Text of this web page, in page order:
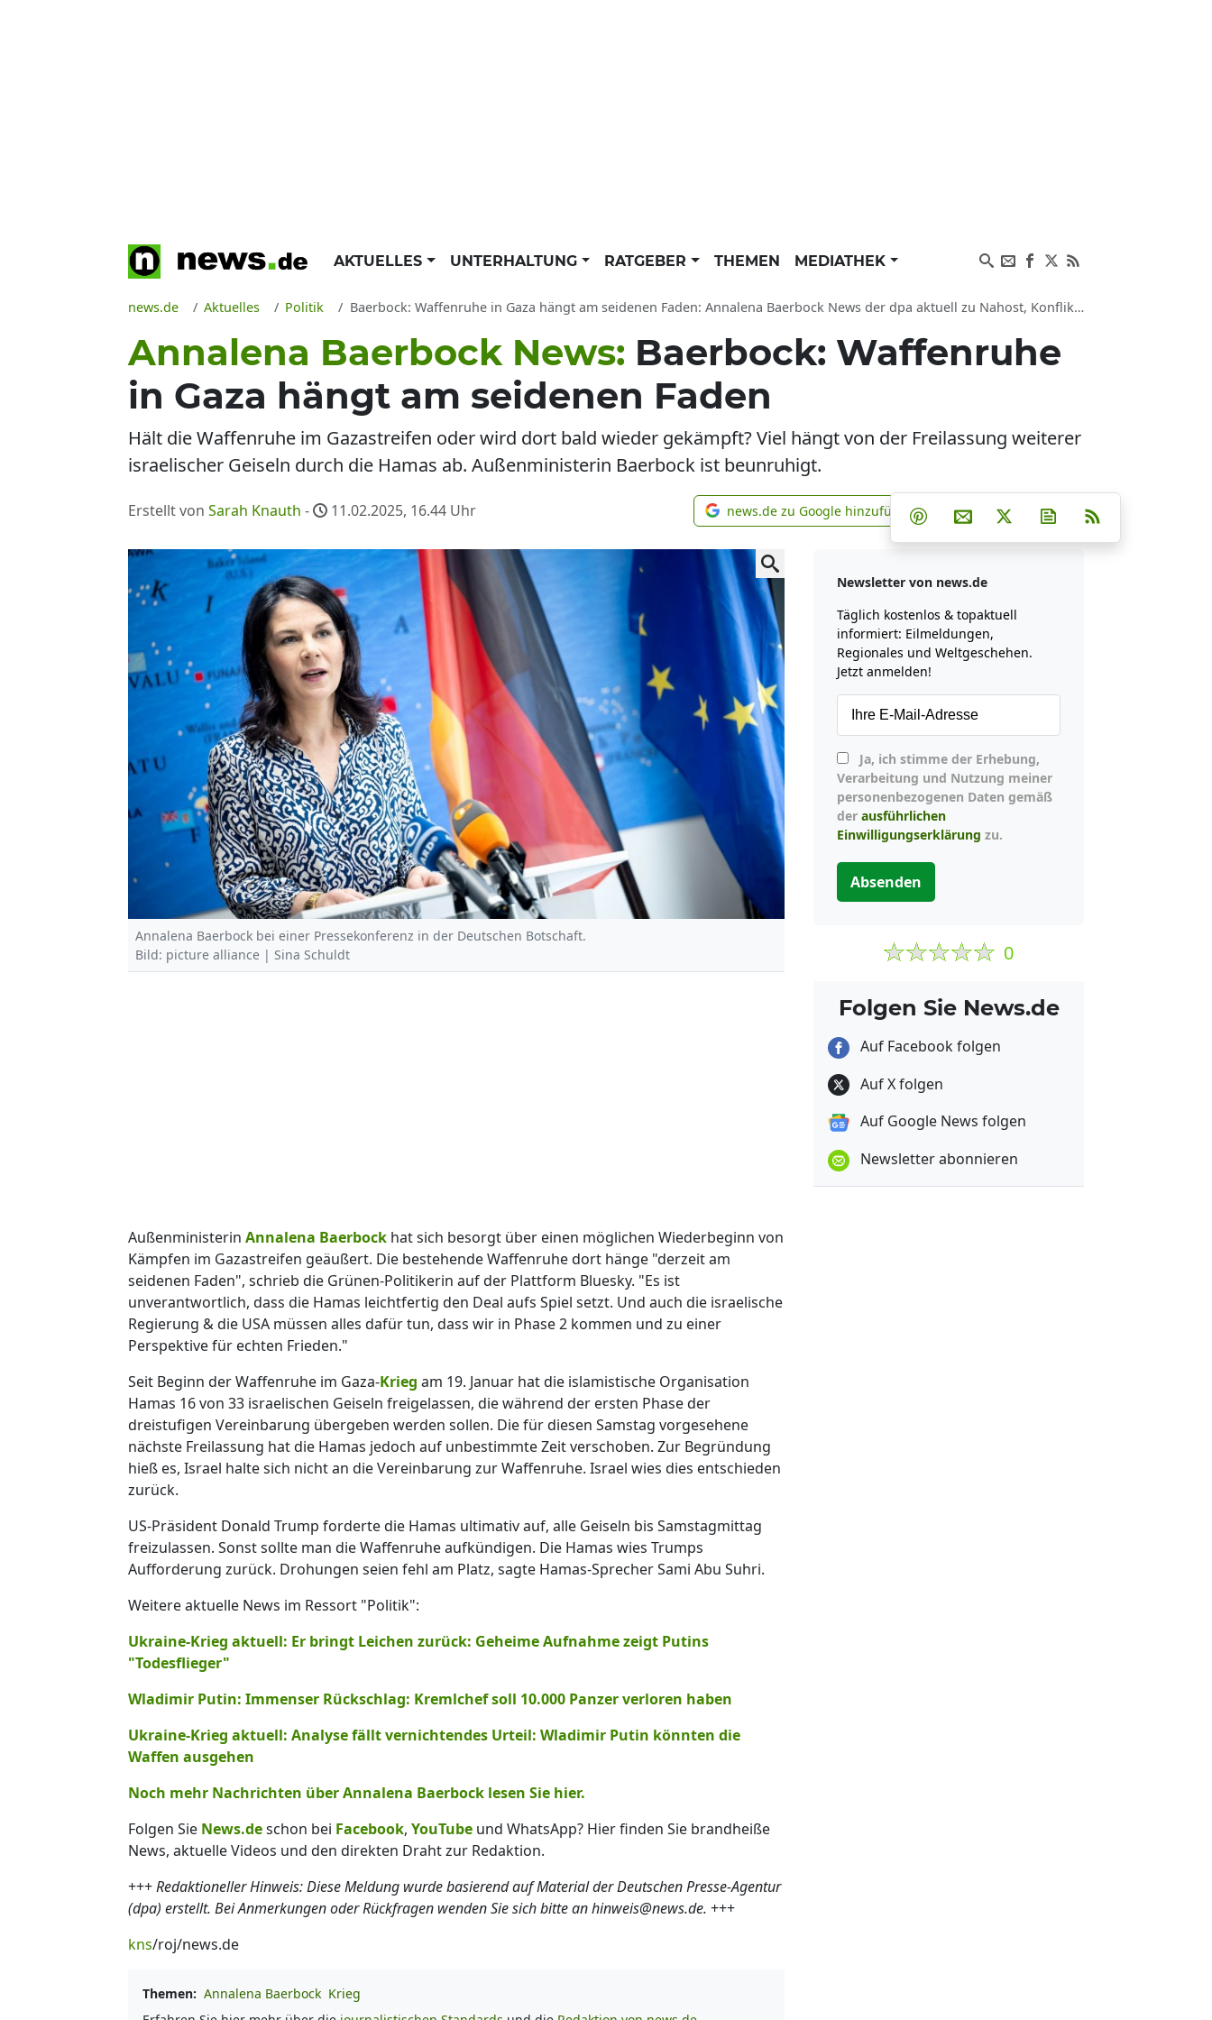
AKTUELLES UNTERHALTUNG RATGEBER THEMEN MEDIATHEK
news.de Aktuelles Politik Baerbock: Waffenruhe in Gaza hängt am seidenen Faden: Annalena Baerbock News der dpa aktuell zu Nahost, Konflikte und Krieg
Annalena Baerbock News: Baerbock: Waffenruhe
in Gaza hängt am seidenen Faden
Hält die Waffenruhe im Gazastreifen oder wird dort bald wieder gekämpft? Viel hängt von der Freilassung weiterer
israelischer Geiseln durch die Hamas ab. Außenministerin Baerbock ist beunruhigt.
Erstellt von Sarah Knauth - 11.02.2025, 16.44 Uhr news.de zu Google hinzufügen
news.de zu Google hinzufügen Teilen auf Facebook
Teilen auf Whatsapp
Teilen auf Telegram
Teilen auf Pinterest
Per E-Mail teilen
Post auf XNewsletter
Annalena Baerbock bei einer Pressekonferenz in der Deutschen Botschaft.
Bild: picture alliance | Sina Schuldt
Außenministerin Annalena Baerbock hat sich besorgt über einen möglichen Wiederbeginn von
Kämpfen im Gazastreifen geäußert. Die bestehende Waffenruhe dort hänge "derzeit am
seidenen Faden", schrieb die Grünen-Politikerin auf der Plattform Bluesky. "Es ist
unverantwortlich, dass die Hamas leichtfertig den Deal aufs Spiel setzt. Und auch die israelische
Regierung & die USA müssen alles dafür tun, dass wir in Phase 2 kommen und zu einer
Perspektive für echten Frieden."
Seit Beginn der Waffenruhe im Gaza-Krieg am 19. Januar hat die islamistische Organisation
Hamas 16 von 33 israelischen Geiseln freigelassen, die während der ersten Phase der
dreistufigen Vereinbarung übergeben werden sollen. Die für diesen Samstag vorgesehene
nächste Freilassung hat die Hamas jedoch auf unbestimmte Zeit verschoben. Zur Begründung
hieß es, Israel halte sich nicht an die Vereinbarung zur Waffenruhe. Israel wies dies entschieden
zurück.
US-Präsident Donald Trump forderte die Hamas ultimativ auf, alle Geiseln bis Samstagmittag
freizulassen. Sonst sollte man die Waffenruhe aufkündigen. Die Hamas wies Trumps
Aufforderung zurück. Drohungen seien fehl am Platz, sagte Hamas-Sprecher Sami Abu Suhri.
Weitere aktuelle News im Ressort "Politik":
Ukraine-Krieg aktuell: Er bringt Leichen zurück: Geheime Aufnahme zeigt Putins
"Todesflieger"
Wladimir Putin: Immenser Rückschlag: Kremlchef soll 10.000 Panzer verloren haben
Ukraine-Krieg aktuell: Analyse fällt vernichtendes Urteil: Wladimir Putin könnten die
Waffen ausgehen
Noch mehr Nachrichten über Annalena Baerbock lesen Sie hier.
Folgen Sie News.deschon bei Facebook, YouTube und WhatsApp? Hier finden Sie brandheiße
News, aktuelle Videos und den direkten Draht zur Redaktion.
+++Redaktioneller Hinweis: Diese Meldung wurde basierend auf Material der Deutschen Presse-Agentur
(dpa) erstellt. Bei Anmerkungen oder Rückfragen wenden Sie sich bitte an hinweis@news.de. +++
kns/roj/news.de
Themen: Annalena Baerbock Krieg
Newsletter von news.de
Täglich kostenlos & topaktuell
informiert: Eilmeldungen,
Regionales und Weltgeschehen.
Jetzt anmelden!
Verarbeitung und Nutzung meiner
personenbezogenen Daten gemäß
der ausführlichen
Einwilligungserklärung zu.
Absenden
0
Folgen Sie News.de
Auf Facebook folgen
Auf X folgen
Auf Google News folgen
Newsletter abonnieren